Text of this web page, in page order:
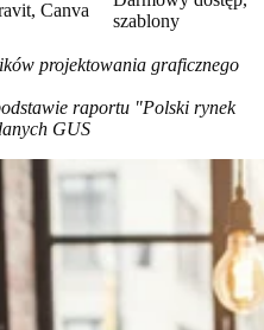
Canva
szablony
projektowania graficznego
raportu "Polski rynek
GUS